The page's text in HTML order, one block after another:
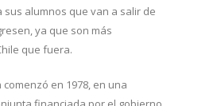
sus alumnos que van a salir de
ya que son más
que fuera.
en 1978, en una